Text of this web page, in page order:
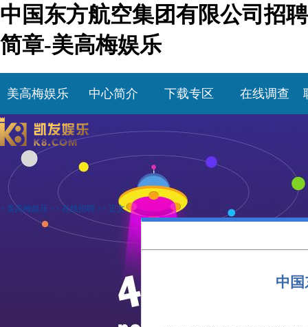
中国东方航空集团有限公司招聘
简章-美高梅娱乐
美高梅娱乐 中心简介 下载专区 在线调查
> 美高梅娱乐 >> 在线招聘 >> 正文
中国